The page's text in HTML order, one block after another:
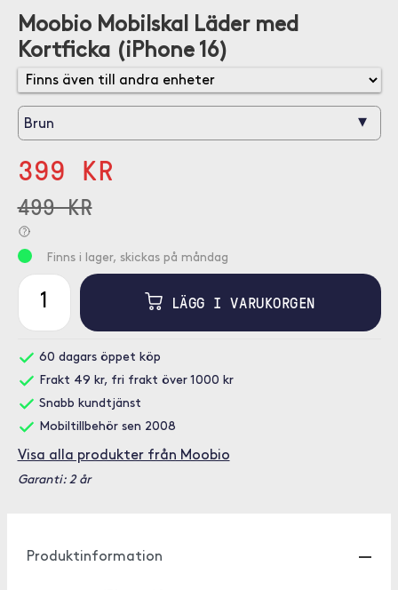
Moobio Mobilskal Läder med
Kortficka (iPhone 16)
Brun ▾
399 KR
499 KR
Finns i lager, skickas på måndag
LÄGG I VARUKORGEN
60 dagars öppet köp
Frakt 49 kr, fri frakt över 1000 kr
Snabb kundtjänst
Mobiltillbehör sen 2008
Visa alla produkter från Moobio
Garanti: 2 år
Produktinformation